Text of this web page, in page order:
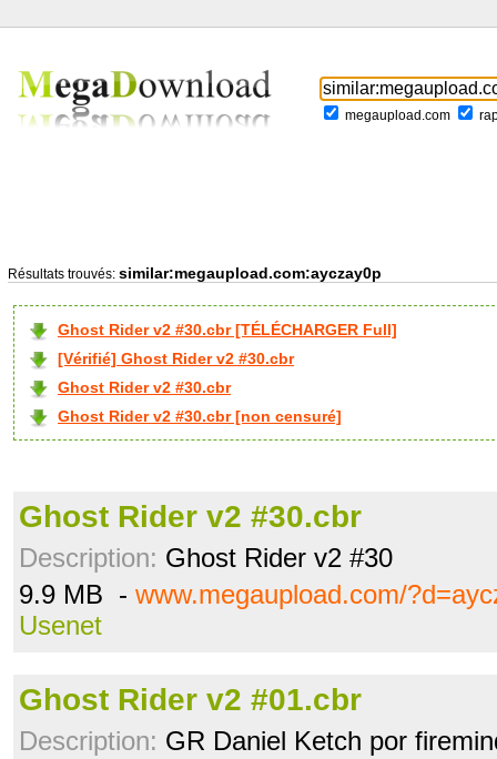
megaupload.com
Résultats trouvés: similar:megaupload.com:ayczay0p
Ghost Rider v2 #30.cbr [TÉLÉCHARGER Full]
[Vérifié] Ghost Rider v2 #30.cbr
Ghost Rider v2 #30.cbr
Ghost Rider v2 #30.cbr [non censuré]
Ghost Rider v2 #30.cbr
Description: Ghost Rider v2 #30
9.9 MB - www.megaupload.com/
Usenet
Ghost Rider v2 #01.cbr
Description: GR Daniel Ketch por